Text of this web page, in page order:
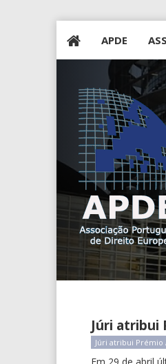
APDE
Júri atribui
Júri atribui Prémio